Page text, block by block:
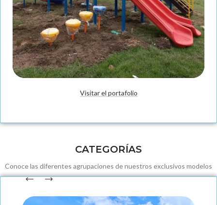
Visitar el portafolio
CATEGORÍAS
Conoce las diferentes agrupaciones de nuestros exclusivos modelos